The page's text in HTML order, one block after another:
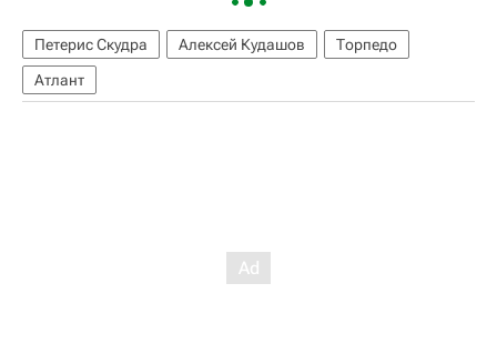
Петерис Скудра Алексей Кудашов
Торпедо
Атлант